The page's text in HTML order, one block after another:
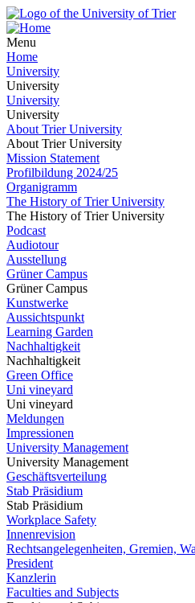
Menu
Home
University
University
University
University
About Trier University
About Trier University
Mission Statement
Profilbildung 2024/25
Organigramm
The History of Trier University
The History of Trier University
Podcast
Audiotour
Ausstellung
Grüner Campus
Grüner Campus
Kunstwerke
Aussichtspunkt
Learning Garden
Nachhaltigkeit
Nachhaltigkeit
Green Office
Uni vineyard
Uni vineyard
Meldungen
Impressionen
University Management
University Management
Geschäftsverteilung
Stab Präsidium
Stab Präsidium
Workplace Safety
Innenrevision
Rechtsangelegenheiten, Gremien,
President
Kanzlerin
Faculties and Subjects